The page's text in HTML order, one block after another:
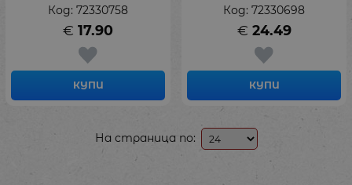
Код: 72330758
17.90
€
КУПИ
Код: 72330698
24.49
€
КУПИ
На страница по: